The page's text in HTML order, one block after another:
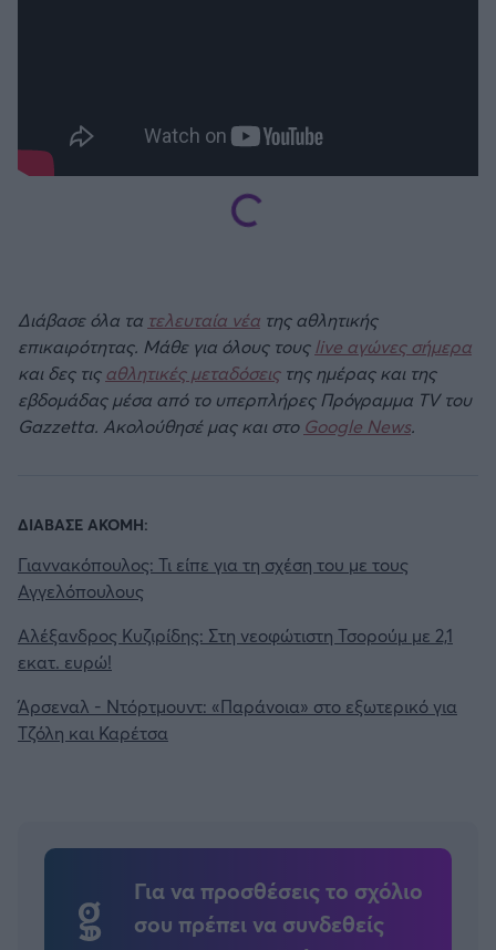
Διάβασε όλα τα τελευταία νέα της αθλητικής
επικαιρότητας. Μάθε για όλους τους live αγώνες σήμερα
και δες τιςαθλητικές μεταδόσειςτης ημέρας και της
εβδομάδας μέσα από το υπερπλήρες Πρόγραμμα TV του
Gazzetta. Ακολούθησέ μας και στο Google News.
ΔΙΑΒΑΣΕ ΑΚΟΜΗ:
Γιαννακόπουλος: Τι είπε για τη σχέση του με τους
Αγγελόπουλους
Αλέξανδρος Κυζιρίδης: Στη νεοφώτιστη Τσορούμ με 2,1
εκατ. ευρώ!
Άρσεναλ - Ντόρτμουντ: «Παράνοια» στο εξωτερικό για
Τζόλη και Καρέτσα
Για να προσθέσεις το σχόλιο
σου πρέπει να συνδεθείς